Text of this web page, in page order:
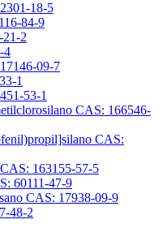
18-5
84-9
2
4
09-7
1
53-1
CAS: 166546-
CAS:
163155-57-5
60111-47-9
CAS: 17938-09-9
48-2